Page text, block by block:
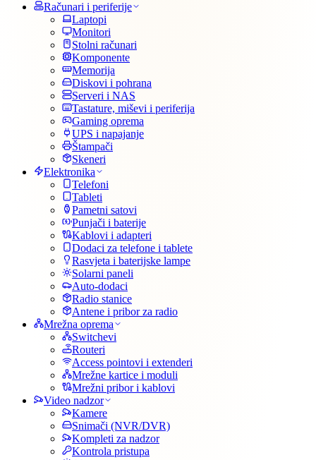
Računari i periferije
Laptopi
Monitori
Stolni računari
Komponente
Memorija
Diskovi i pohrana
Serveri i NAS
Tastature, miševi i periferija
Gaming oprema
UPS i napajanje
Štampači
Skeneri
Elektronika
Telefoni
Tableti
Pametni satovi
Punjači i baterije
Kablovi i adapteri
Dodaci za telefone i tablete
Rasvjeta i baterijske lampe
Solarni paneli
Auto-dodaci
Radio stanice
Antene i pribor za radio
Mrežna oprema
Switchevi
Routeri
Access pointovi i extenderi
Mrežne kartice i moduli
Mrežni pribor i kablovi
Video nadzor
Kamere
Snimači (NVR/DVR)
Kompleti za nadzor
Kontrola pristupa